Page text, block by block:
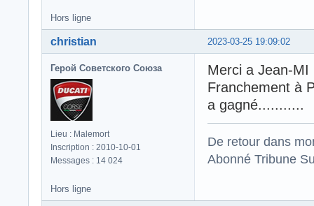
Hors ligne
2023-03-25 19:09:02
christian
Герой Советского Союза
Lieu : Malemort
Inscription : 2010-10-01
Messages : 14 024
Merci a Jean-
Franchement à
a gagné...........
De retour dans
Abonné Tribune
Hors ligne